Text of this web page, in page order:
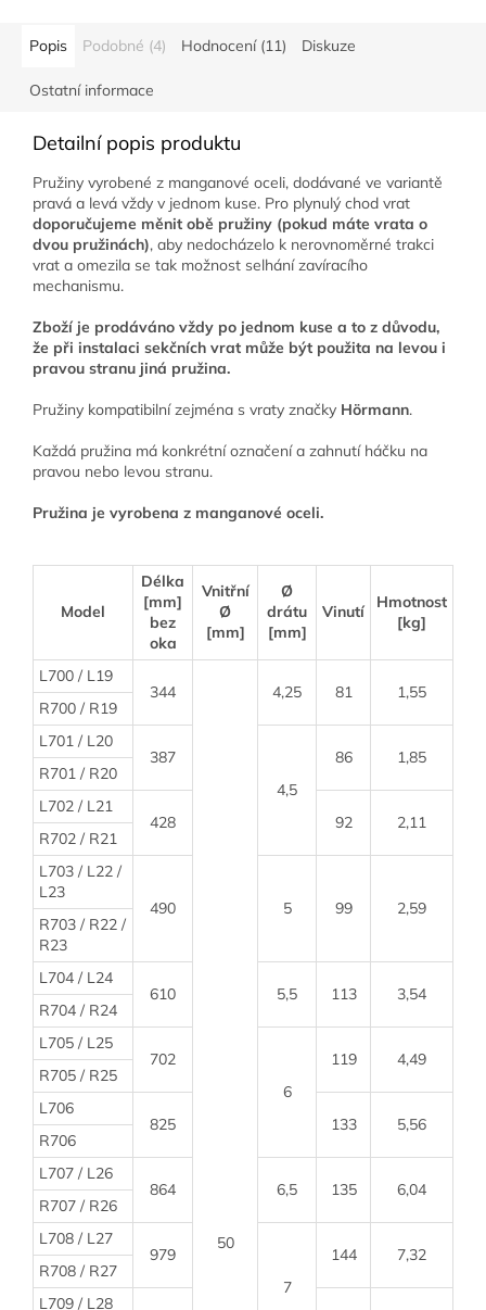
Popis Podobné (4) Hodnocení (11) Diskuze
Ostatní informace
Detailní popis produktu
Pružiny vyrobené z manganové oceli, dodávané ve variantě
pravá a levá vždy v jednom kuse. Pro plynulý chod vrat
doporučujeme měnit obě pružiny (pokud máte vrata o
dvou pružinách), aby nedocházelo k nerovnoměrné trakci
vrat a omezila se tak možnost selhání zavíracího
mechanismu.
Zboží je prodáváno vždy po jednom kuse a to z důvodu,
že při instalaci sekčních vrat může být použita na levou i
pravou stranu jiná pružina.
Pružiny kompatibilní zejména s vraty značky Hörmann.
Každá pružina má konkrétní označení a zahnutí háčku na
pravou nebo levou stranu.
Pružina je vyrobena z manganové oceli.
Model
Délka
[mm]
bez
oka
Vnitřní
Ø
[mm]
Ø
drátu
[mm]
Vinutí
Hmotnost
[kg]
L700 / L19
344
50
4,25 81
1,55
R700 / R19
L701 / L20
387
4,5
86
1,85
R701 / R20
L702 / L21
428
92
2,11
R702 / R21
L703 / L22 /
L23
490
5 99
2,59
R703 / R22 /
R23
L704 / L24
610
5,5 113
3,54
R704 / R24
L705 / L25
702
6
119
4,49
R705 / R25
L706
825
133
5,56
R706
L707 / L26
864
6,5 135
6,04
R707 / R26
L708 / L27
979
7
144
7,32
R708 / R27
L709 / L28